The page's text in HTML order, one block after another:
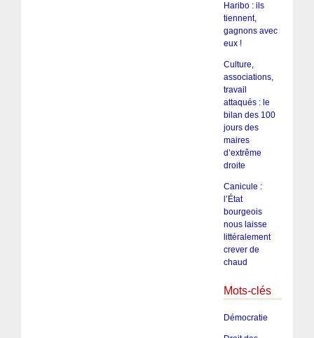
Haribo : ils
tiennent,
gagnons avec
eux !
Culture,
associations,
travail
attaqués : le
bilan des 100
jours des
maires
d’extrême
droite
Canicule :
l’État
bourgeois
nous laisse
littéralement
crever de
chaud
Mots-clés
Démocratie